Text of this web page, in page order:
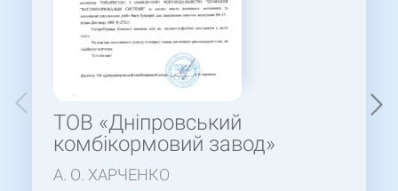
ТОВ «Дніпровський
комбікормовий завод»
А. О. ХАРЧЕНКО